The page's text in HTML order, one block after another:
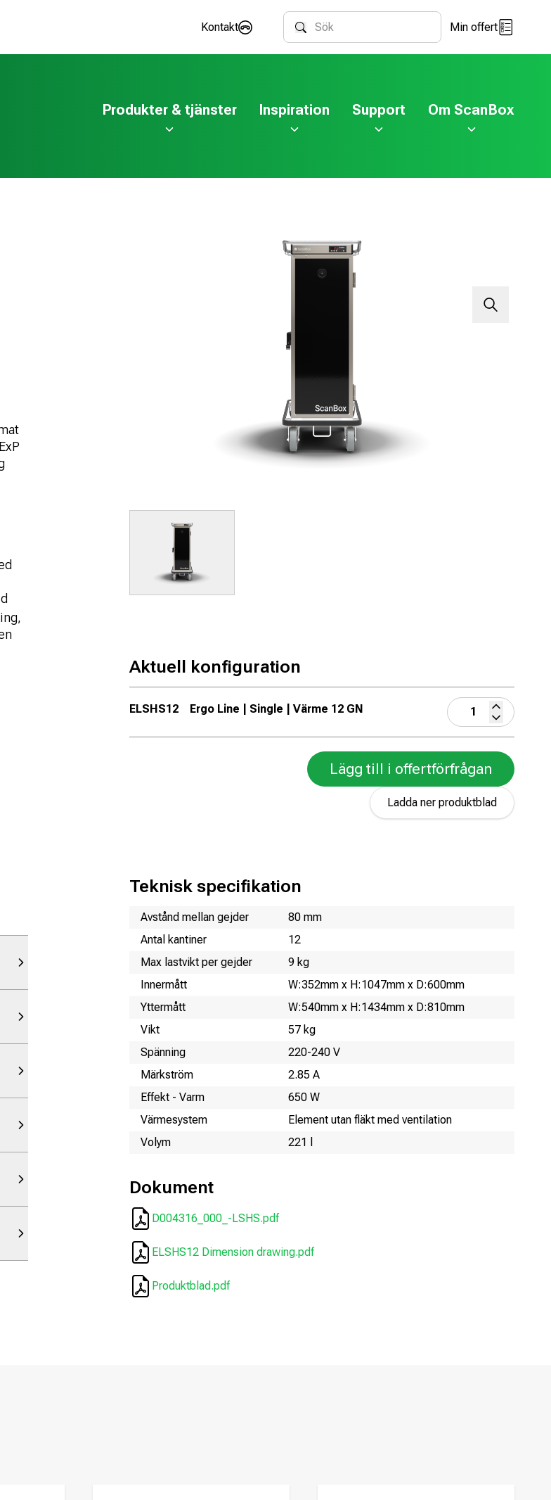
Kontakt
Sök
Min offert
Produkter & tjänster Inspiration Support Om ScanBox
Aktuell konfiguration
ELSHS12 Ergo Line | Single | Värme 12 GN
Lägg till i offertförfrågan
Ladda ner produktblad
Teknisk specifikation
NamnVärde
Avstånd mellan gejder
80 mm
Antal kantiner
12
Max lastvikt per gejder
9 kg
Innermått
W:352mm x H:1047mm x D:600mm
Yttermått
W:540mm x H:1434mm x D:810mm
Vikt
57 kg
Spänning
220-240 V
Märkström
2.85 A
Effekt - Varm
650 W
Värmesystem
Element utan fläkt med ventilation
Volym
221 l
Dokument
D004316_000_-LSHS.pdf
ELSHS12 Dimension drawing.pdf
Produktblad.pdf